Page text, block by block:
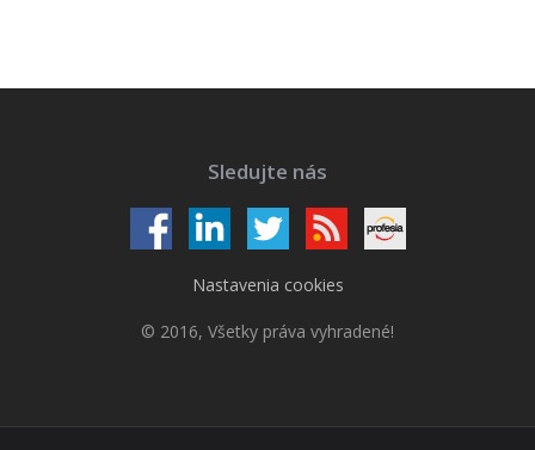
Sledujte nás
Nastavenia cookies
© 2016, Všetky práva vyhradené!